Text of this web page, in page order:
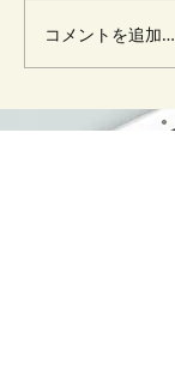
コメントを追加…